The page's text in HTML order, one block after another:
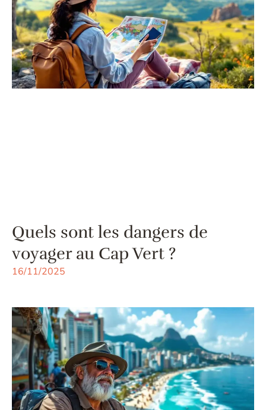
Quels sont les dangers de
voyager au Cap Vert ?
16/11/2025